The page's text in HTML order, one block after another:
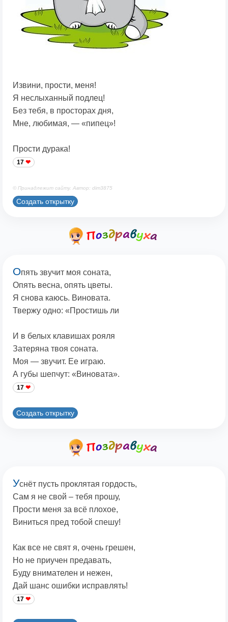
Извини, прости, меня!
Я неслыханный подлец!
Без тебя, в просторах дня,
Мне, любимая, — «пипец»!
Прости дурака!
17
© Принадлежит сайту. Автор: dim3875
Создать открытку
Опять звучит моя соната,
Опять весна, опять цветы.
Я снова каюсь. Виновата.
Твержу одно: «Простишь ли
И в белых клавишах рояля
Затеряна твоя соната.
Моя — звучит. Ее играю.
А губы шепчут: «Виновата».
17
Создать открытку
Уснёт пусть проклятая гордость,
Сам я не свой – тебя прошу,
Прости меня за всё плохое,
Виниться пред тобой спешу!
Как все не свят я, очень грешен,
Но не приучен предавать,
Буду внимателен и нежен,
Дай шанс ошибки исправлять!
17